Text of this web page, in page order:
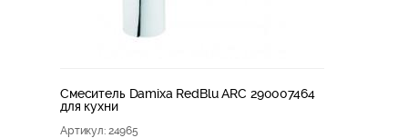
Смеситель Damixa RedBlu ARC 290007464
для кухни
Артикул: 24965